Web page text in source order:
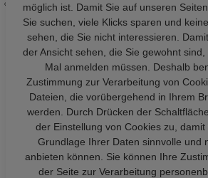
möglich ist. Damit Sie auf unseren
Sie suchen, viele Klicks sparen und
sehen, die Sie nicht interessieren.
der Ansicht sehen, die Sie gewohnt
Mal anmelden müssen. Deshalb
Zustimmung zur Verarbeitung von
Dateien, die vorübergehend in Ihrem
werden. Durch Drücken der
der Einstellung von Cookies zu,
Grundlage Ihrer Daten sinnvolle und
anbieten können. Sie können Ihre
der Seite zur Verarbeitung